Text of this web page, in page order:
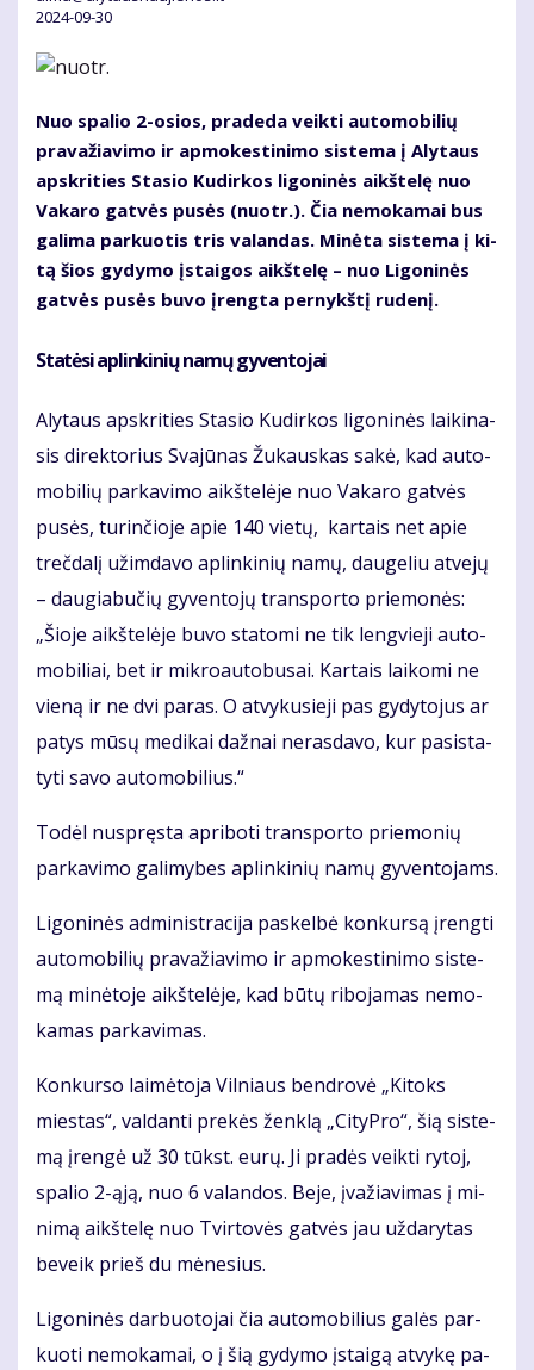
2024-09-30
Nuo spa­lio 2-osios, pra­de­da veik­ti au­to­mo­bi­lių
pra­va­žia­vi­mo ir ap­mo­kes­ti­ni­mo sis­te­ma į Aly­taus
ap­skri­ties Stasio Ku­dir­kos li­go­ni­nės aikš­te­lę nuo
Va­ka­ro gat­vės pu­sės (nuotr.). Čia ne­mo­ka­mai bus
ga­li­ma par­kuo­tis tris va­lan­das. Mi­nė­ta sis­te­ma į ki­
tą šios gy­dy­mo įstai­gos aikš­te­lę – nuo Li­go­ni­nės
gat­vės pu­sės bu­vo įreng­ta per­nykš­tį ru­de­nį.
Sta­tė­si ap­lin­ki­nių na­mų gy­ven­to­jai
Aly­taus ap­skri­ties Stasio Ku­dir­kos li­go­ni­nės lai­ki­na­
sis di­rek­to­rius Sva­jū­nas Žu­kaus­kas sa­kė, kad au­to­
mo­bi­lių par­ka­vi­mo aikš­te­lė­je nuo Va­ka­ro gat­vės
pu­sės, tu­rin­čio­je apie 140 vie­tų, kar­tais net apie
treč­da­lį už­im­da­vo ap­lin­ki­nių na­mų, dau­ge­liu at­ve­jų
– dau­gia­bu­čių gy­ven­to­jų trans­por­to prie­mo­nės:
„Šio­je aikš­te­lė­je bu­vo sta­to­mi ne tik leng­vie­ji au­to­
mo­bi­liai, bet ir mik­ro­au­to­bu­sai. Kar­tais lai­ko­mi ne
vie­ną ir ne dvi pa­ras. O at­vy­ku­sie­ji pas gy­dy­to­jus ar
pa­tys mū­sų me­di­kai daž­nai ne­ras­da­vo, kur pa­si­sta­
ty­ti sa­vo au­to­mo­bi­lius.“
To­dėl nu­spręs­ta ap­ri­bo­ti trans­por­to prie­mo­nių
par­ka­vi­mo ga­li­my­bes ap­lin­ki­nių na­mų gy­ven­to­jams.
Li­go­ni­nės ad­mi­nist­ra­ci­ja pa­skel­bė kon­kur­są įreng­ti
au­to­mo­bi­lių pra­va­žia­vi­mo ir ap­mo­kes­ti­ni­mo sis­te­
mą mi­nė­to­je aikš­te­lė­je, kad bū­tų ri­bo­ja­mas ne­mo­
ka­mas par­ka­vi­mas.
Kon­kur­so lai­mė­to­ja Vil­niaus ben­dro­vė „Ki­toks
mies­tas“, val­dan­ti pre­kės žen­klą „Ci­tyP­ro“, šią sis­te­
mą įren­gė už 30 tūkst. eu­rų. Ji pra­dės veik­ti ry­toj,
spa­lio 2-ąją, nuo 6 va­lan­dos. Be­je, įva­žia­vi­mas į mi­
ni­mą aikš­te­lę nuo Tvir­to­vės gat­vės jau už­da­ry­tas
be­veik prieš du mė­ne­sius.
Li­go­ni­nės dar­buo­to­jai čia au­to­mo­bi­lius ga­lės par­
kuo­ti ne­mo­ka­mai, o į šią gy­dy­mo įstai­gą at­vy­kę pa­